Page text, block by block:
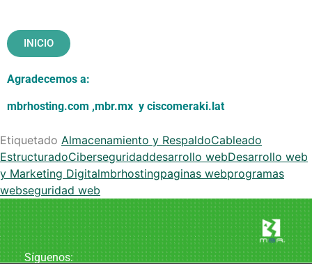
INICIO
Agradecemos a:
mbrhosting.com ,mbr.mx y ciscomeraki.lat
Etiquetado Almacenamiento y RespaldoCableado
EstructuradoCiberseguridaddesarrollo webDesarrollo web
y Marketing Digitalmbrhostingpaginas webprogramas
webseguridad web
Síguenos: